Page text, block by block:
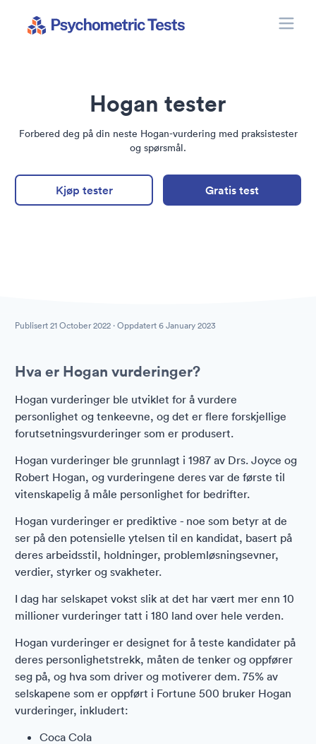
Hogan tester
Forbered deg på din neste Hogan-vurdering med praksistester
og spørsmål.
Kjøp tester Gratis test
Publisert21 October 2022 · Oppdatert6 January 2023
Hva er Hogan vurderinger?
Hogan vurderinger ble utviklet for å vurdere
personlighet og tenkeevne, og det er flere forskjellige
forutsetningsvurderinger som er produsert.
Hogan vurderinger ble grunnlagt i 1987 av Drs. Joyce og
Robert Hogan, og vurderingene deres var de første til
vitenskapelig å måle personlighet for bedrifter.
Hogan vurderinger er prediktive - noe som betyr at de
ser på den potensielle ytelsen til en kandidat, basert på
deres arbeidsstil, holdninger, problemløsningsevner,
verdier, styrker og svakheter.
I dag har selskapet vokst slik at det har vært mer enn 10
millioner vurderinger tatt i 180 land over hele verden.
Hogan vurderinger er designet for å teste kandidater på
deres personlighetstrekk, måten de tenker og oppfører
seg på, og hva som driver og motiverer dem. 75% av
selskapene som er oppført i Fortune 500 bruker Hogan
vurderinger, inkludert:
Coca Cola